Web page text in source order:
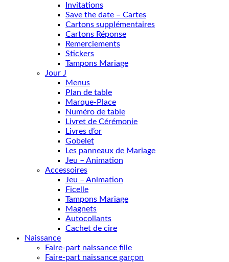
Invitations
Save the date – Cartes
Cartons supplémentaires
Cartons Réponse
Remerciements
Stickers
Tampons Mariage
Jour J
Menus
Plan de table
Marque-Place
Numéro de table
Livret de Cérémonie
Livres d’or
Gobelet
Les panneaux de Mariage
Jeu – Animation
Accessoires
Jeu – Animation
Ficelle
Tampons Mariage
Magnets
Autocollants
Cachet de cire
Naissance
Faire-part naissance fille
Faire-part naissance garçon